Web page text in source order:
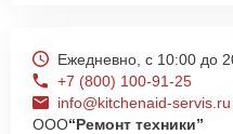
Ежедневно, с 10:00 до
+7 (800) 100-91-25
info@kitchenaid-servis.ru
ООО“Ремонт техники”